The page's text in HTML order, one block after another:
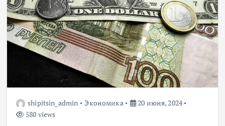
shipitsin_admin Экономика
20 июня, 2024
580 views